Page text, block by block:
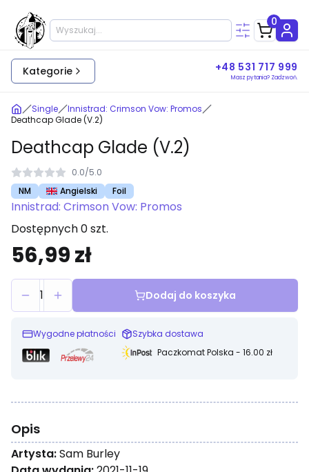
0
Kategorie +48 531 717 999
Masz pytania? Zadzwoń.
Single
Innistrad: Crimson Vow: Promos
Deathcap Glade (V.2)
Deathcap Glade (V.2)
0.0/5.0
NM
Angielski Foil
Innistrad: Crimson Vow: Promos
Dostępnych 0 szt.
56,99 zł
1 Dodaj do koszyka
Wygodne płatności
Szybka dostawa
Paczkomat Polska - 16.00 zł
Opis
Artysta:Sam Burley